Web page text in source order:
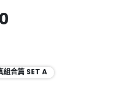
合篇 SET A